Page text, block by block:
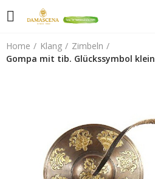
Home Klang
Zimbeln
Gompa mit tib. Glückssymbol klein